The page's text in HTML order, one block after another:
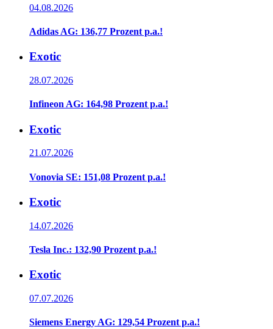
04.08.2026
Adidas AG: 136,77 Prozent p.a.!
Exotic
28.07.2026
Infineon AG: 164,98 Prozent p.a.!
Exotic
21.07.2026
Vonovia SE: 151,08 Prozent p.a.!
Exotic
14.07.2026
Tesla Inc.: 132,90 Prozent p.a.!
Exotic
07.07.2026
Siemens Energy AG: 129,54 Prozent p.a.!